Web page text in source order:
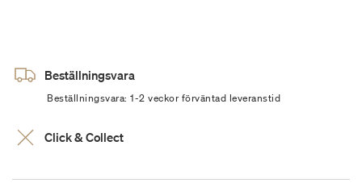
Beställningsvara
Beställningsvara: 1-2 veckor förväntad leveranstid
Click & Collect